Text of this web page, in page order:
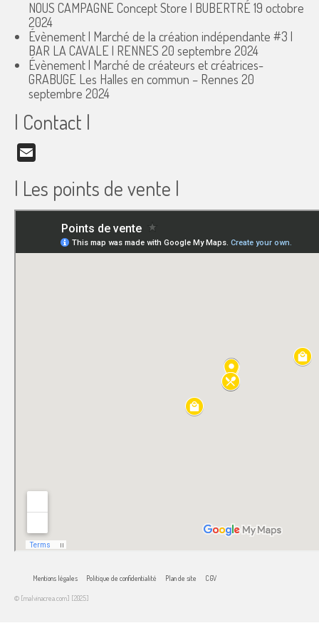
NOUS CAMPAGNE Concept Store | BUBERTRÉ 19 octobre
2024
Évènement | Marché de la création indépendante #3 |
BAR LA CAVALE | RENNES 20 septembre 2024
Évènement | Marché de créateurs et créatrices-
GRABUGE Les Halles en commun – Rennes 20
septembre 2024
| Contact |
| Les points de vente |
Mentions légales Politique de confidentialité Plan de site CGV
© [malvinacrea.com] [2025]